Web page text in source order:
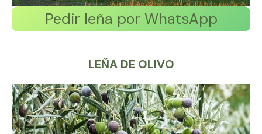
Pedir leña por WhatsApp
LEÑA DE OLIVO